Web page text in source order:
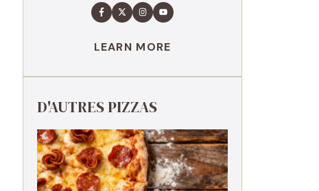
LEARN MORE
D'AUTRES PIZZAS